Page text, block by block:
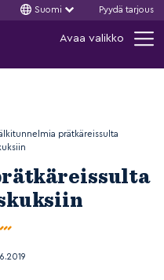
Suomi Pyydä tarjous
Avaa valikko
prätkäreissulta